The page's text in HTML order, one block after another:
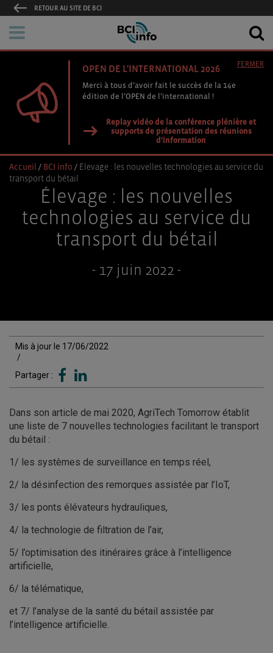
RETOUR AU SITE DE BCI
OPEN DE L'INTERNATIONAL 2026
Merci à tous d’avoir fait le succès de la 14e
édition de l’OPEN de l’international !
Replay vidéo de la conférence plénière et
supports de présentation des réunions
d'information
FERMER
Accueil / BCI info / Élevage : les nouvelles technologies au service du
transport du bétail
Élevage : les nouvelles
technologies au service du
transport du bétail
- 17 juin 2022 -
Mis à jour le 17/06/2022
/
Partager :
Dans son article de mai 2020, AgriTech Tomorrow établit
une liste de 7 nouvelles technologies facilitant le transport
du bétail :
1/ les systèmes de surveillance en temps réel,
2/ la désinfection des remorques assistée par l’IoT,
3/ les ponts élévateurs hydrauliques,
4/ la technologie de filtration de l’air,
5/ l’optimisation des itinéraires grâce à l’intelligence
artificielle,
6/ la télématique,
et 7/ l’analyse de la santé du bétail assistée par
l’intelligence artificielle.